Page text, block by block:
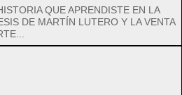
QUE APRENDISTE EN LA
DE MARTÍN LUTERO Y LA VENTA